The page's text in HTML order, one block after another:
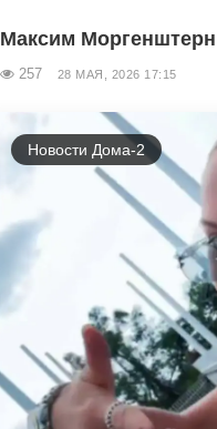
Максим
257 28 МАЯ, 2026 17:15
Новости Дома-2